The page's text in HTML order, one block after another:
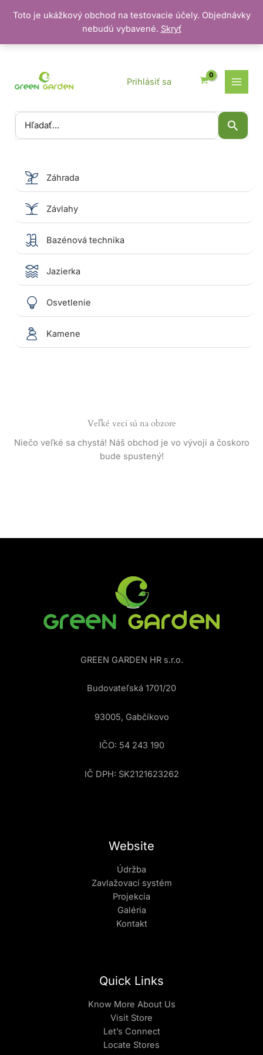
Toto je ukážkový obchod na testovacie účely. Objednávky
nebudú vybavené. Skryť
Vyhľadať:
Prihlásiť sa
Záhrada
Závlahy
Bazénová technika
Jazierka
Osvetlenie
Kamene
Veľké veci sú na obzore
Niečo veľké sa chystá! Náš obchod je vo vývoji a čoskoro
bude spustený!
GREEN GARDEN HR s.r.o.
Budovateľská 1701/20
93005, Gabčíkovo
IČO: 54 243 190
IČ DPH: SK2121623262
Website
Údržba
Zavlažovací systém
Projekcia
Galéria
Kontakt
Quick Links
Know More About Us
Visit Store
Let’s Connect
Locate Stores